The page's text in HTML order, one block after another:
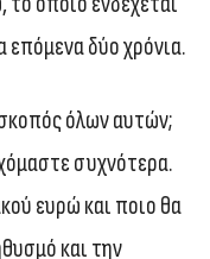
δύο χρόνια.
σκοπός όλων αυτών;
συχνότερα.
ευρώ και ποιο θα
και την